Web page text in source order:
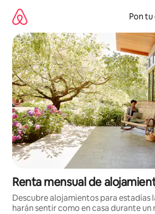
contenido
Pon
Renta mensual de
Descubre alojamientos para estadías
harán sentir como en casa durante un